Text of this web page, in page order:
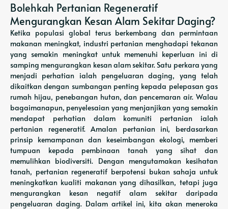
Bolehkah Pertanian Regeneratif
Mengurangkan Kesan Alam Sekitar Daging?
Ketika populasi global terus berkembang dan permintaan
makanan meningkat, industri pertanian menghadapi tekanan
yang semakin meningkat untuk memenuhi keperluan ini di
samping mengurangkan kesan alam sekitar. Satu perkara yang
menjadi perhatian ialah pengeluaran daging, yang telah
dikaitkan dengan sumbangan penting kepada pelepasan gas
rumah hijau, penebangan hutan, dan pencemaran air. Walau
bagaimanapun, penyelesaian yang menjanjikan yang semakin
mendapat perhatian dalam komuniti pertanian ialah
pertanian regeneratif. Amalan pertanian ini, berdasarkan
prinsip kemampanan dan keseimbangan ekologi, memberi
tumpuan kepada pembinaan tanah yang sihat dan
memulihkan biodiversiti. Dengan mengutamakan kesihatan
tanah, pertanian regeneratif berpotensi bukan sahaja untuk
meningkatkan kualiti makanan yang dihasilkan, tetapi juga
mengurangkan kesan negatif alam sekitar daripada
pengeluaran daging. Dalam artikel ini, kita akan meneroka